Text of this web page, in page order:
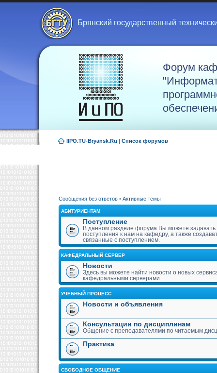
Брянский государственный
Форум
IIPO.TU-Bryansk.Ru | Список форумов
Сообщения без ответов • Активные темы
АБИТУРИЕНТАМ
Поступление
В данном разделе форума Вы можете
поступления к нам на кафедру, а также
связанные с поступлением.
КАФЕДРАЛЬНЫЙ СЕРВЕР
Новости
Здесь вы можете найти новости о новых
кафедральными серверами.
УЧЕБНЫЙ ПРОЦЕСС
Новости и объявления
Консультации по дисциплинам
Общение с преподавателями по читаемым
Практика
СВОБОДНОЕ ОБЩЕНИЕ